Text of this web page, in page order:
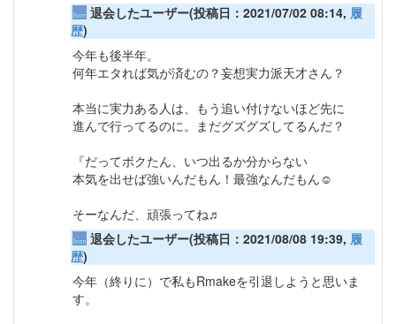
退会したユーザー(投稿日：2021/07/02 08:14, 履
歴)
今年も後半年。
何年エタれば気が済むの？妄想実力派天才さん？
本当に実力ある人は、もう追い付けないほど先に
進んで行ってるのに。まだグズグズしてるんだ？
『だってボクたん、いつ出るか分からない
本気を出せば強いんだもん！最強なんだもん☺
そーなんだ、頑張ってね♬
退会したユーザー(投稿日：2021/08/08 19:39, 履
歴)
今年（終りに）で私もRmakeを引退しようと思いま
す。